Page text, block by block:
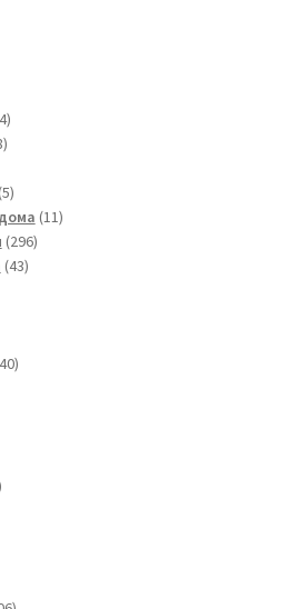
84
товара
188
55
товаров
1111
296296
4343
440